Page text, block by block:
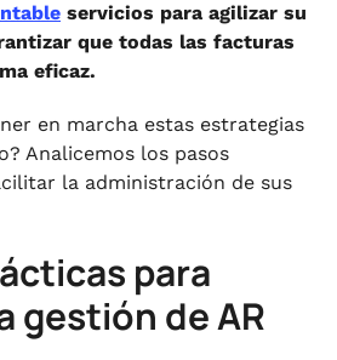
servicios para agilizar su
que todas las facturas
eficaz.
en marcha estas estrategias
Analicemos los pasos
la administración de sus
para
gestión de AR